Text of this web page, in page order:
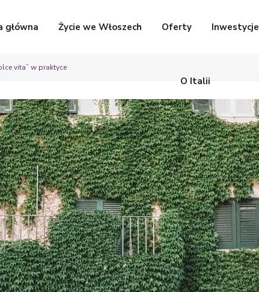
główna Życie we Włoszech Oferty Inwestycje
O Italii
vita” w praktyce